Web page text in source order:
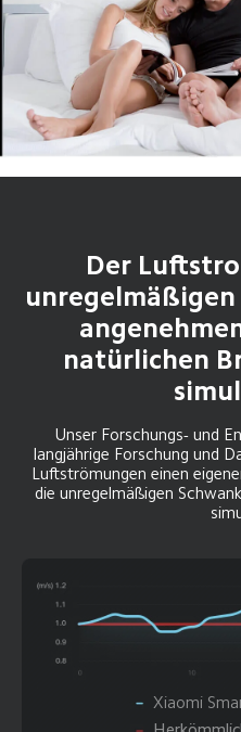
Der
natürlichen
Unser Forschungs- und
langjährige Forschung und
Luftströmungen einen
die unregelmäßigen
Xiaomi